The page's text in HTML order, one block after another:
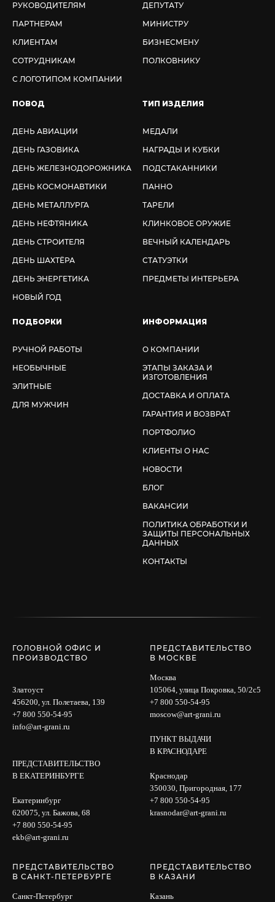
РУКОВОДИТЕЛЯМ
ПАРТНЕРАМ
КЛИЕНТАМ
СОТРУДНИКАМ
С ЛОГОТИПОМ КОМПАНИИ
ДЕПУТАТУ
МИНИСТРУ
БИЗНЕСМЕНУ
ПОЛКОВНИКУ
ПОВОД
ДЕНЬ АВИАЦИИ
ДЕНЬ ГАЗОВИКА
ДЕНЬ ЖЕЛЕЗНОДОРОЖНИКА
ДЕНЬ КОСМОНАВТИКИ
ДЕНЬ МЕТАЛЛУРГА
ДЕНЬ НЕФТЯНИКА
ДЕНЬ СТРОИТЕЛЯ
ДЕНЬ ШАХТЁРА
ДЕНЬ ЭНЕРГЕТИКА
НОВЫЙ ГОД
ТИП ИЗДЕЛИЯ
МЕДАЛИ
НАГРАДЫ И КУБКИ
ПОДСТАКАННИКИ
ПАННО
ТАРЕЛИ
КЛИНКОВОЕ ОРУЖИЕ
ВЕЧНЫЙ КАЛЕНДАРЬ
СТАТУЭТКИ
ПРЕДМЕТЫ ИНТЕРЬЕРА
ПОДБОРКИ
РУЧНОЙ РАБОТЫ
НЕОБЫЧНЫЕ
ЭЛИТНЫЕ
ДЛЯ МУЖЧИН
ИНФОРМАЦИЯ
О КОМПАНИИ
ЭТАПЫ ЗАКАЗА И
ИЗГОТОВЛЕНИЯ
ДОСТАВКА И ОПЛАТА
ГАРАНТИЯ И ВОЗВРАТ
ПОРТФОЛИО
КЛИЕНТЫ О НАС
НОВОСТИ
БЛОГ
ВАКАНСИИ
ПОЛИТИКА ОБРАБОТКИ И
ЗАЩИТЫ ПЕРСОНАЛЬНЫХ
ДАННЫХ
КОНТАКТЫ
ГОЛОВНОЙ ОФИС И
ПРОИЗВОДСТВО
Златоуст
456200, ул. Полетаева, 139
+7 800 550-54-95
info@art-grani.ru
ПРЕДСТАВИТЕЛЬСТВО
В ЕКАТЕРИНБУРГЕ
Екатеринбург
620075, ул. Бажова, 68
+7 800 550-54-95
ekb@art-grani.ru
ПРЕДСТАВИТЕЛЬСТВО
В МОСКВЕ
Москва
105064, улица Покровка, 50/2с5
+7 800 550-54-95
moscow@art-grani.ru
ПУНКТ ВЫДАЧИ
В КРАСНОДАРЕ
Краснодар
350030, Пригородная, 177
+7 800 550-54-95
krasnodar@art-grani.ru
ПРЕДСТАВИТЕЛЬСТВО
В САНКТ-ПЕТЕРБУРГЕ
Санкт-Петербург
ПРЕДСТАВИТЕЛЬСТВО
В КАЗАНИ
Казань